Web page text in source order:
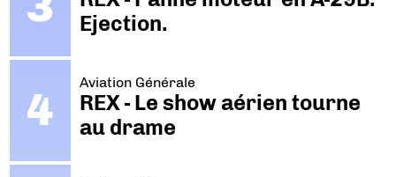
Ejection.
Aviation Générale
REX - Le show aérien tourne
au drame